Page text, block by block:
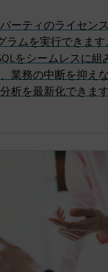
ーティのライセン
ラムを実行できます
をシームレスに組
業務の中断を抑え
析を最新化できます